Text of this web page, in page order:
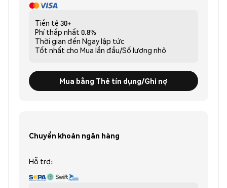
Tiền tệ 30+
Phí thấp nhất 0.8%
Thời gian đến Ngay lập tức
Tốt nhất cho Mua lần đầu/Số lượng nhỏ
Mua bằng Thẻ tín dụng/Ghi nợ
Chuyển khoản ngân hàng
Hỗ trợ: